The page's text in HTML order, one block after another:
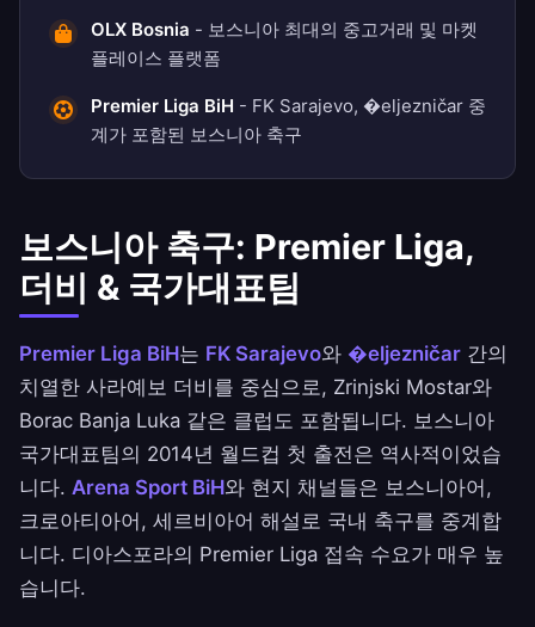
OLX Bosnia - 보스니아 최대의 중고거래 및 마켓
플레이스 플랫폼
Premier Liga BiH - FK Sarajevo, �eljezničar 중
계가 포함된 보스니아 축구
보스니아 축구: Premier Liga,
더비 & 국가대표팀
Premier Liga BiH는 FK Sarajevo와 �eljezničar 간의
치열한 사라예보 더비를 중심으로, Zrinjski Mostar와
Borac Banja Luka 같은 클럽도 포함됩니다. 보스니아
국가대표팀의 2014년 월드컵 첫 출전은 역사적이었습
니다. Arena Sport BiH와 현지 채널들은 보스니아어,
크로아티아어, 세르비아어 해설로 국내 축구를 중계합
니다. 디아스포라의 Premier Liga 접속 수요가 매우 높
습니다.